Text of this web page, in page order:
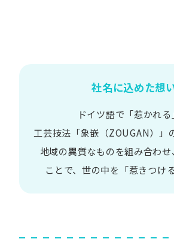
社名に込めた想
ドイツ語で​「惹かれる
工芸技法​「象嵌​（ZOUGAN）」
地域の​異質な​ものを​組み合わせ、
ことで、 世の​中を​「惹きつけ